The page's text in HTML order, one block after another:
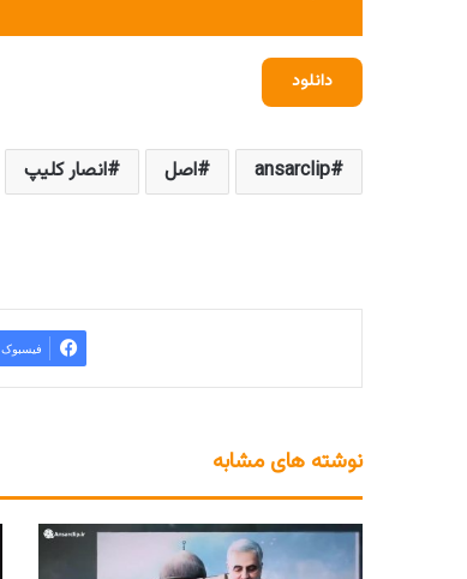
دانلود
ansarclip اصل انصار کلیپ
فیسبوک
نوشته های مشابه